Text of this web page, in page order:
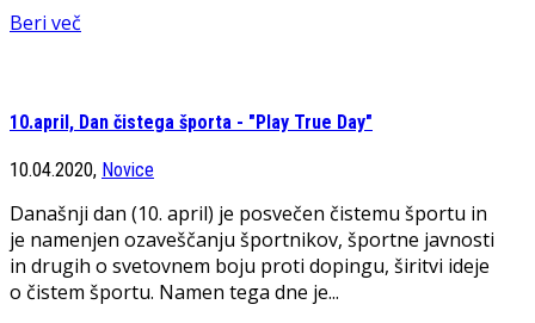
Beri več
10.april, Dan čistega športa - "Play True Day"
10.04.2020, Novice
Današnji dan (10. april) je posvečen čistemu športu in
je namenjen ozaveščanju športnikov, športne javnosti
in drugih o svetovnem boju proti dopingu, širitvi ideje
o čistem športu. Namen tega dne je...